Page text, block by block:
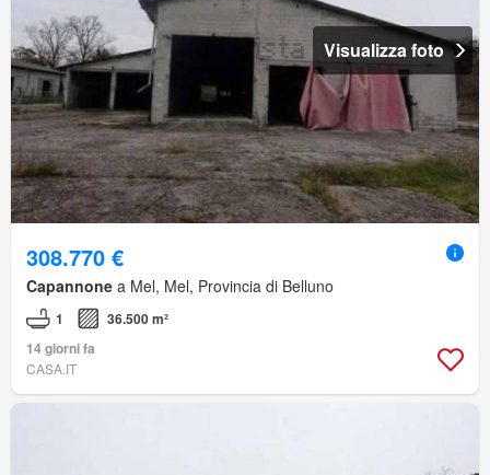
Visualizza foto
308.770 €
Capannone a Mel, Mel, Provincia di Belluno
1
36.500 m²
14 giorni fa
CASA.IT